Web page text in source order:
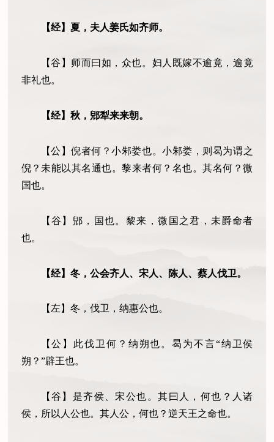
【经】夏，夫人姜氏如齐师。
【谷】师而曰如，众也。 妇人既嫁不逾竟，逾竟
非礼也。
【经】秋，郳犁来来朝。
【公】倪者何？小邾娄也。小邾娄 ， 则曷为谓之
倪？未能以其名通也。黎来者何？名也。其名何？微
国也。
【谷】郳，国也。黎来，微国之君，未爵命者
也。
【经】冬，公会齐人、宋人、陈人、蔡人伐卫。
【左】冬，伐卫 ， 纳惠公也。
【公】此伐卫何？纳朔也。曷为不言“纳卫侯
朔？ ”辟王也。
【谷】是齐侯、宋公也 。其曰人 ， 何也？人诸
侯，所以人公也。其人公， 何也？ 逆天王之命也。